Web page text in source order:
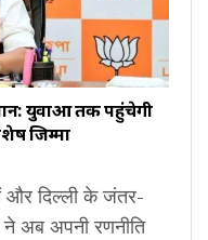
युवाओं तक पहुंचेगी
जिम्मा
और दिल्ली के जंतर-
ने अब अपनी रणनीति